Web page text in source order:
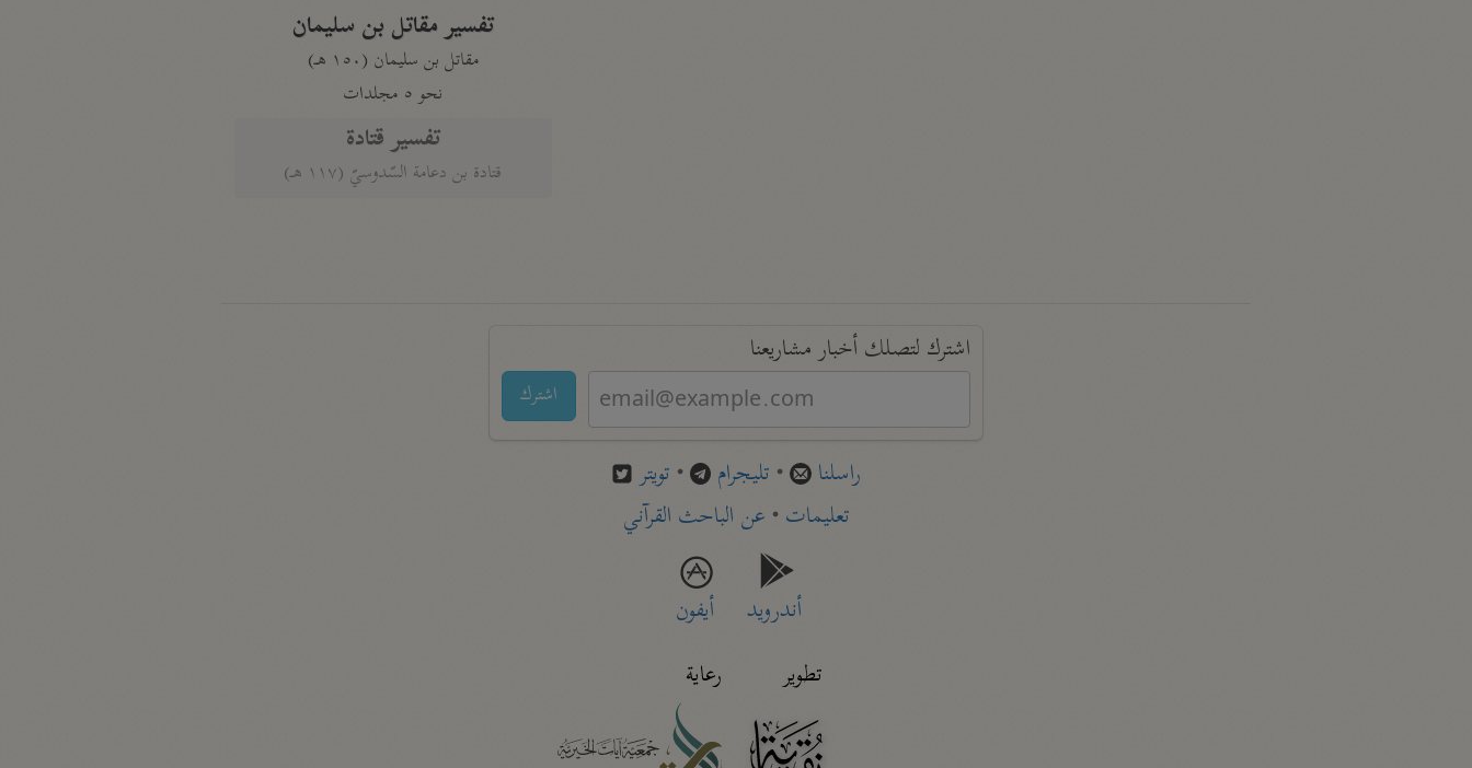
تفسير مقاتل بن سليمان
مقاتل بن سليمان (١٥٠ هـ)
نحو ٥ مجلدات
تفسير قتادة
قتادة بن دعامة السّدوسيّ (١١٧ هـ)
اشترك لتصلك أخبار مشاريعنا
اشترك
راسلنا • تليجرام • تويتر
تعليمات• عن الباحث القرآني
أندرويد
أيفون
تطوير
رعاية